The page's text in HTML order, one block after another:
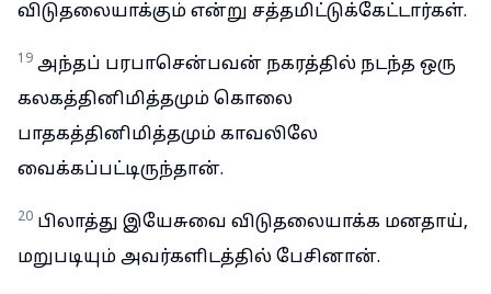
விடுதலையாக்கும் என்று சத்தமிட்டுக்கேட்டார்கள்.
19 அந்தப் பரபாசென்பவன் நகரத்தில் நடந்த ஒரு
கலகத்தினிமித்தமும் கொலை
பாதகத்தினிமித்தமும் காவலிலே
வைக்கப்பட்டிருந்தான்.
20 பிலாத்து இயேசுவை விடுதலையாக்க மனதாய்,
மறுபடியும் அவர்களிடத்தில் பேசினான்.